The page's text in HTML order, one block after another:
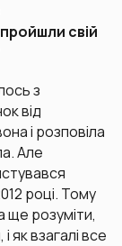
свій
з
від
і розповіла
Але
році. Тому
ще розуміти,
як взагалі все